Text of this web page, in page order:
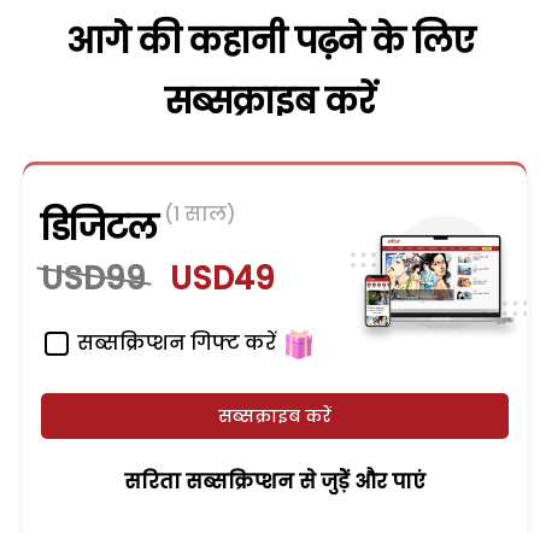
आगे की कहानी पढ़ने के लिए
सब्सक्राइब करें
डिजिटल (1 साल)
USD99 USD49
सब्सक्रिप्शन गिफ्ट करें
सब्सक्राइब करें
सरिता सब्सक्रिप्शन से जुड़ेें और पाएं